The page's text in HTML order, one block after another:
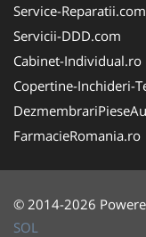
Service-Reparatii.com
Servicii-DDD.com
Cabinet-Individual.ro
Copertine-Inchideri-
FarmacieRomania.ro
© 2014-2026
SOL